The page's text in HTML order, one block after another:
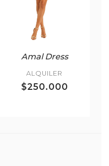
Amal Dress
ALQUILER
$250.000